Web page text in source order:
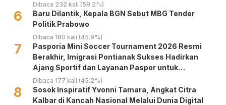
Dibaca 232 kali (59.2%)
6
Baru Dilantik, Kepala BGN Sebut MBG Tender
Politik Prabowo
Dibaca 180 kali (45.9%)
7
Pasporia Mini Soccer Tournament 2026 Resmi
Berakhir, Imigrasi Pontianak Sukses Hadirkan
Ajang Sportif dan Layanan Paspor untuk
Masyarakat
Dibaca 177 kali (45.2%)
8
‎Sosok Inspiratif Yvonni Tamara, Angkat Citra
Kalbar di Kancah Nasional Melalui Dunia Digital ‎